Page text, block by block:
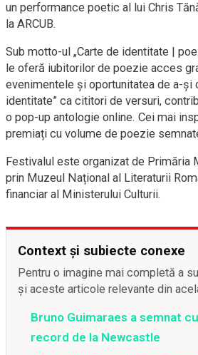
un performance poetic al lui Chris
la ARCUB.
Sub motto-ul „Carte de identitate |
le oferă iubitorilor de poezie acces
evenimentele și oportunitatea de a-și
identitate” ca cititori de versuri,
o pop-up antologie online. Cei mai
premiați cu volume de poezie
Festivalul este organizat de Primăria
prin Muzeul Național al Literaturii
financiar al Ministerului Culturii.
Context și subiecte conexe
Pentru o imagine mai completă a
și aceste articole relevante din
Bruno Guimaraes a semnat
record de la Newcastle